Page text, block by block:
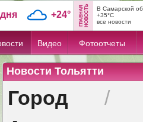
+24°
В Самарской
+35°C
все новости
Видео Фотоотчеты
Новости Тольятти
Город